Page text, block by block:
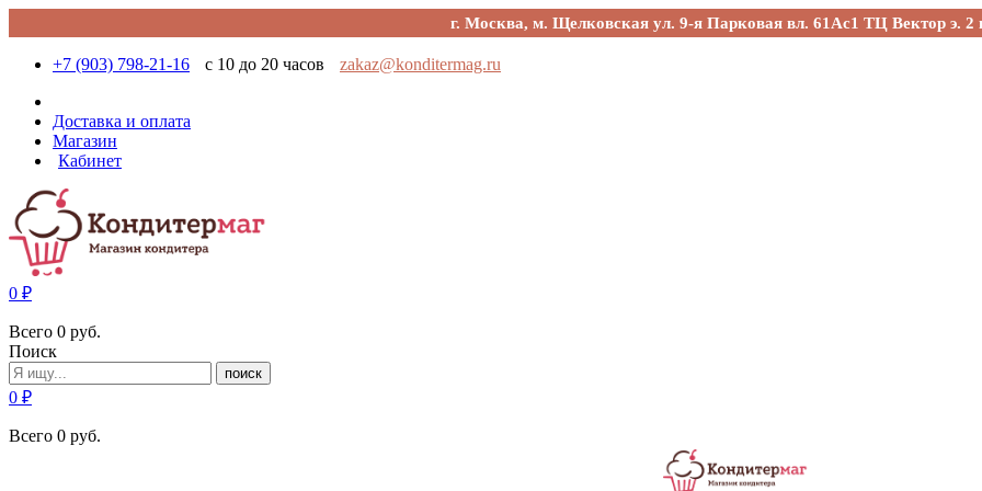
г. Москва, м. Щелковская ул. 9-я Парковая вл. 61Ас1 ТЦ Вектор э. 2
+7 (903) 798-21-16 с 10 до 20 часов zakaz@konditermag.ru
Доставка и оплата
Магазин
Кабинет
0 ₽
Всего 0 руб.
Поиск
поиск
0 ₽
Всего 0 руб.